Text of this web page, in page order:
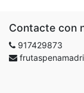
Contacte con
917429873